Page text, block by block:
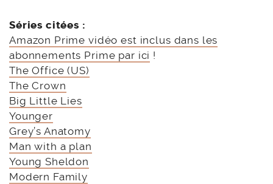
Séries citées :
Amazon Prime vidéo est inclus dans les
abonnements Prime par ici !
The Office (US)
The Crown
Big Little Lies
Younger
Grey’s Anatomy
Man with a plan
Young Sheldon
Modern Family